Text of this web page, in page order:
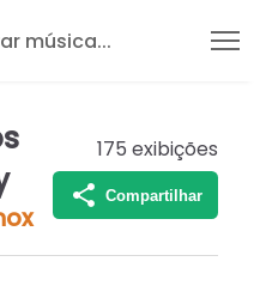
música...
175 exibições
Compartilhar